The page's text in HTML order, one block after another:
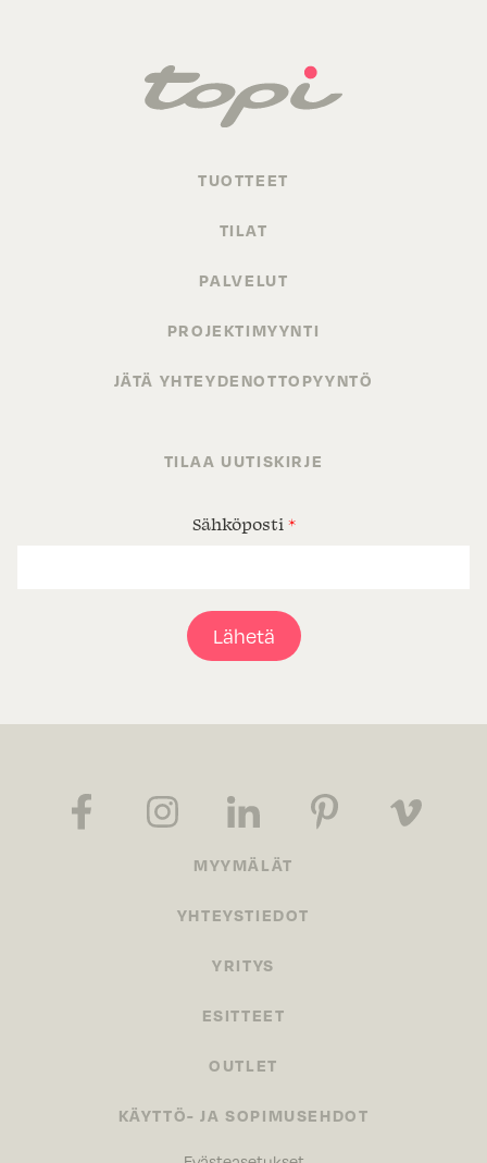
TUOTTEET
TILAT
PALVELUT
PROJEKTIMYYNTI
JÄTÄ YHTEYDENOTTOPYYNTÖ
TILAA UUTISKIRJE
Sähköposti *
Lähetä
MYYMÄLÄT
YHTEYSTIEDOT
YRITYS
ESITTEET
OUTLET
KÄYTTÖ- JA SOPIMUSEHDOT